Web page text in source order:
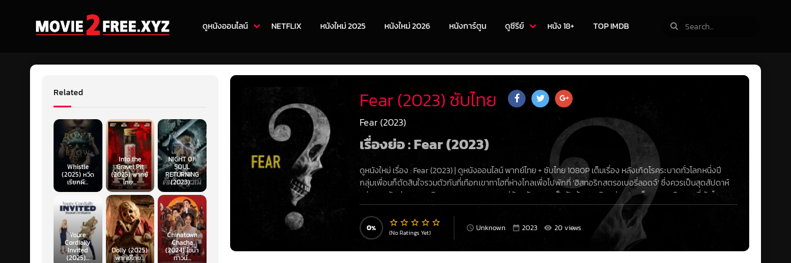
ดูหนังออนไลน์ NETFLIX หนังใหม่ 2025 หนังใหม่ 2026 หนังการ์ตูน ดูซีรีย์ หนัง 18+ TOP IMDB
Fear (2023) ซับไทย
Fear (2023)
เรื่องย่อ : Fear (2023)
ดูหนังใหม่ เรื่อง:Fear (2023)|ดูหนังออนไลน์พากย์ไทย+ซับไทย1080P เต็มเรื่อง หลังเกิดโรคระบาดทั่วโลกหนึ่งปี
กลุ่มเพื่อนก็ตัดสินใจรวมตัวกันที่เทือกเขาทาโฮที่ห่างไกลเพื่อไปพักที่ ‘ฮิสทอริกสตรอเบอรี่ลอดจ์’ ซึ่งควรเป็นสุดสัปดาห์
แห่งการพักผ่อนและเฉลิมฉลองของพวกเขา แต่มันกลับกลายเป็นฝันร้ายบนดินอย่างรวดเร็ว ความจริงของที่พักโบราณ
นี้ค่อยๆ เปิดเผยต่อหน้าพวกเขาและบีบบังคับให้กลุ่มเพื่อนต้องหาทางเอาชีวิตรอด
0 (No Ratings Yet) Unknown 2023 20 views
Related
Whistle
(2025) หวีด
เรียกผี...
Into the
Gravel Pit
(2025) พากย์
ไทย...
NIGHT OF
SOUL
RETURNING
(2023)...
Youre
Cordially
Invited
(2025)...
Dolly (2025)
พากย์ไทย...
Chinatown
Chacha
(2024) ไชน่า
ทาวน์...